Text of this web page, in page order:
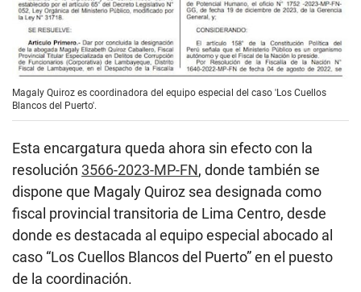
Magaly Quiroz es coordinadora del equipo especial del caso 'Los Cuellos
Blancos del Puerto'.
Esta encargatura queda ahora sin efecto con la
resolución 3566-2023-MP-FN, donde también se
dispone que Magaly Quiroz sea designada como
fiscal provincial transitoria de Lima Centro, desde
donde es destacada al equipo especial abocado al
caso “Los Cuellos Blancos del Puerto” en el puesto
de la coordinación.